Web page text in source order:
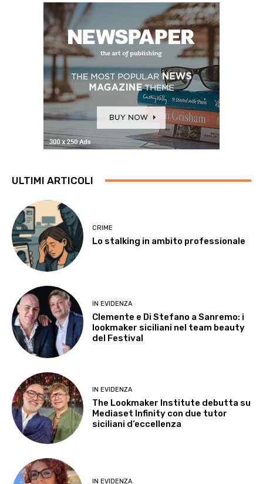
ULTIMI ARTICOLI
CRIME
Lo stalking in ambito professionale
IN EVIDENZA
Clemente e Di Stefano a Sanremo: i
lookmaker siciliani nel team beauty
del Festival
IN EVIDENZA
The Lookmaker Institute debutta su
Mediaset Infinity con due tutor
siciliani d’eccellenza
IN EVIDENZA